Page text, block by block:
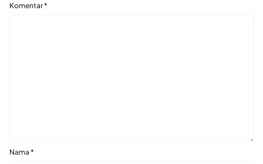
Komentar*
Nama *